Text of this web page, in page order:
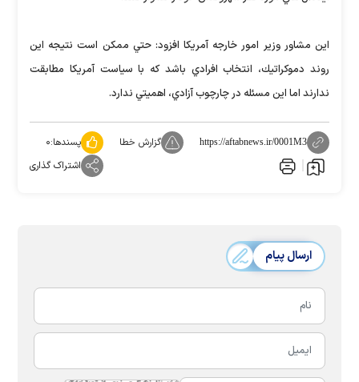
اين مشاور وزير امور خارجه آمريكا افزود: حتي ممكن است نتيجه اين
روند دموكراتيك، انتخاب افرادي باشد كه با سياست آمريكا مطابقت
ندارند اما اين مسئله در چارچوب آزادي، اهميتي ندارد.
https://aftabnews.ir/0001M3 گزارش خطا پسندها:۰
اشتراک گذاری
ارسال پیام